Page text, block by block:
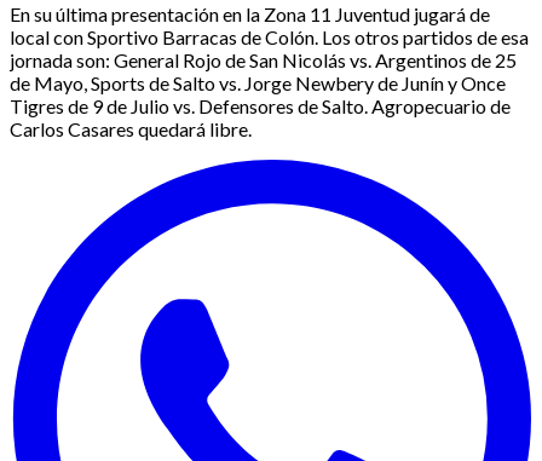
En su última presentación en la Zona 11 Juventud jugará de
local con Sportivo Barracas de Colón. Los otros partidos de esa
jornada son: General Rojo de San Nicolás vs. Argentinos de 25
de Mayo, Sports de Salto vs. Jorge Newbery de Junín y Once
Tigres de 9 de Julio vs. Defensores de Salto. Agropecuario de
Carlos Casares quedará libre.